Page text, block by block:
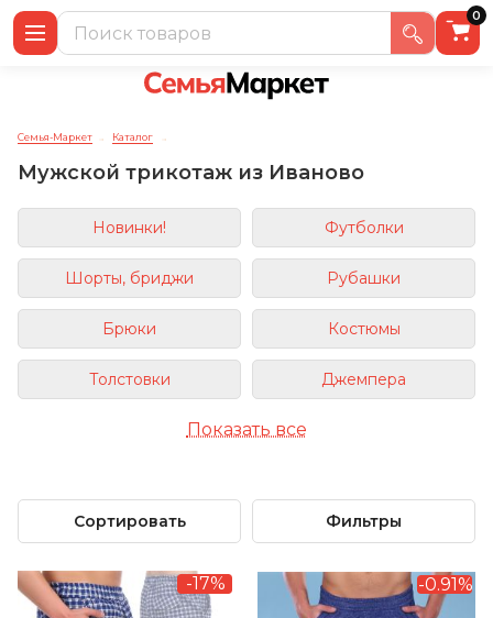
0
Семья-Маркет → Каталог →
Мужской трикотаж из Иваново
Новинки! Футболки
Шорты, бриджи Рубашки
Брюки Костюмы
Толстовки Джемпера
Показать все
Сортировать Фильтры
-17% -0.91%